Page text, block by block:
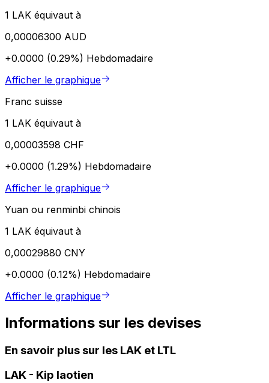
1 LAK équivaut à
0,00006300 AUD
+0.0000 (0.29%) Hebdomadaire
Afficher le graphique
Franc suisse
1 LAK équivaut à
0,00003598 CHF
+0.0000 (1.29%) Hebdomadaire
Afficher le graphique
Yuan ou renminbi chinois
1 LAK équivaut à
0,00029880 CNY
+0.0000 (0.12%) Hebdomadaire
Afficher le graphique
Informations sur les devises
En savoir plus sur les LAK et LTL
LAK - Kip laotien